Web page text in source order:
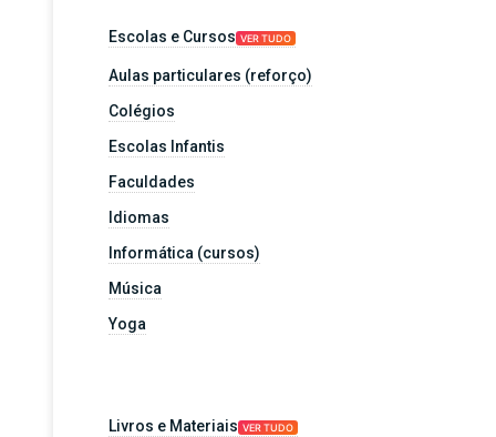
Escolas e Cursos VER TUDO
Aulas particulares (reforço)
Colégios
Escolas Infantis
Faculdades
Idiomas
Informática (cursos)
Música
Yoga
Livros e Materiais VER TUDO